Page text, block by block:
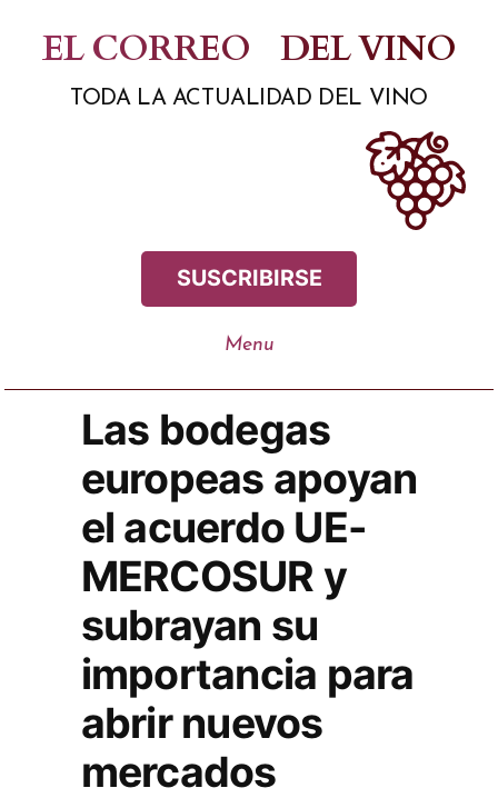
contenido
EL CORREO DEL VINO
TODA LA ACTUALIDAD DEL VINO
SUSCRIBIRSE
Las bodegas
europeas apoyan
el acuerdo UE-
MERCOSUR y
subrayan su
importancia para
abrir nuevos
mercados